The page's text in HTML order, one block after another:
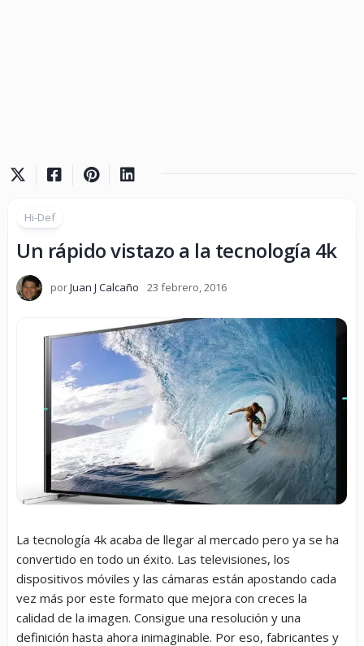
Hi-Def
Un rápido vistazo a la tecnología 4k
porJuan J Calcaño 23 febrero, 2016
La tecnología 4k acaba de llegar al mercado pero ya se ha
convertido en todo un éxito. Las televisiones, los
dispositivos móviles y las cámaras están apostando cada
vez más por este formato que mejora con creces la
calidad de la imagen. Consigue una resolución y una
definición hasta ahora inimaginable. Por eso, fabricantes y